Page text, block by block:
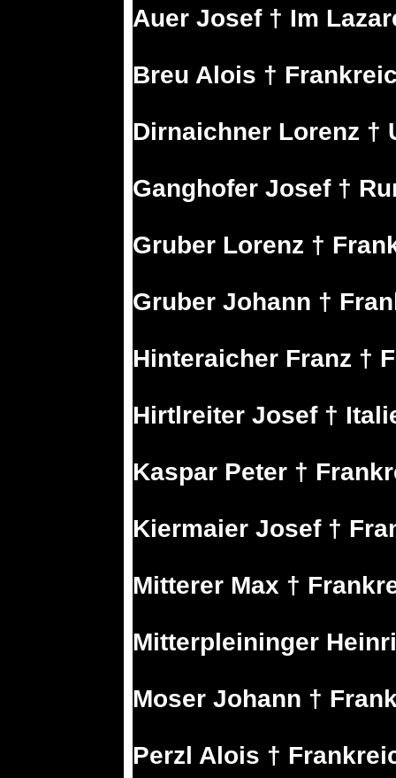
Auer Josef † Im
Breu Alois †
Dirnaichner Lorenz †
Ganghofer Josef †
Gruber Lorenz †
Gruber Johann †
Hinteraicher Franz †
Hirtlreiter Josef †
Kaspar Peter †
Kiermaier Josef †
Mitterer Max †
Mitterpleininger
Moser Johann †
Perzl Alois †